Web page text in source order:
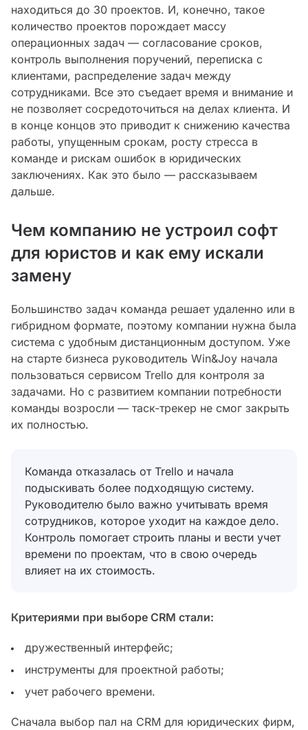
находиться до 30 проектов. И, конечно, такое
количество проектов порождает массу
операционных задач — согласование сроков,
контроль выполнения поручений, переписка с
клиентами, распределение задач между
сотрудниками. Все это съедает время и внимание и
не позволяет сосредоточиться на делах клиента. И
в конце концов это приводит к снижению качества
работы, упущенным срокам, росту стресса в
команде и рискам ошибок в юридических
заключениях. Как это было — рассказываем
дальше.
Чем компанию не устроил софт
для юристов и как ему искали
замену
Большинство задач команда решает удаленно или в
гибридном формате, поэтому компании нужна была
система с удобным дистанционным доступом. Уже
на старте бизнеса руководитель Win&Joy начала
пользоваться сервисом Trello для контроля за
задачами. Но с развитием компании потребности
команды возросли — таск-трекер не смог закрыть
их полностью.
Команда отказалась от Trello и начала
подыскивать более подходящую систему.
Руководителю было важно учитывать время
сотрудников, которое уходит на каждое дело.
Контроль помогает строить планы и вести учет
времени по проектам, что в свою очередь
влияет на их стоимость.
Критериями при выборе CRM стали:
дружественный интерфейс;
инструменты для проектной работы;
учет рабочего времени.
Сначала выбор пал на CRM для юридических фирм,